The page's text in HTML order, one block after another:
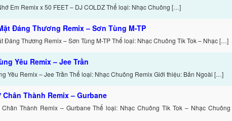
Em Remix x 50 FEET – DJ COLDZ Thể loại: Nhạc Chuông […]
Đáng Thương Remix – Sơn Tùng M-TP
Đáng Thương Remix – Sơn Tùng M-TP Thể loại: Nhạc Chuông Tik Tok – Nhạc […]
Yêu Remix – Jee Trần
Yêu Remix – Jee Trần Thể loại: Nhạc Chuông Remix Giới thiệu: Bản Ngoài […]
Thành Remix – Gurbane
Thành Remix – Gurbane Thể loại: Nhạc Chuông Tik Tok – Nhạc Chuông